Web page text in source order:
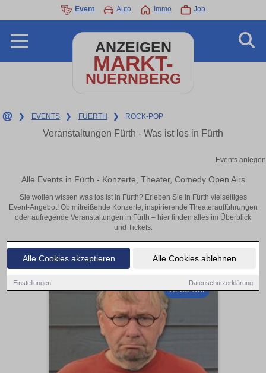
Alle Cookies akzeptieren Alle Cookies ablehnen
Einstellungen Datenschutzerklärung
Event Auto Immo Job
ANZEIGEN
MARKT-
NUERNBERG
❯ EVENTS ❯ FUERTH ❯ ROCK-POP
Veranstaltungen Fürth - Was ist los in Fürth
Events anlegen
Alle Events in Fürth - Konzerte, Theater, Comedy Open Airs
Sie wollen wissen was los ist in Fürth? Erleben Sie in Fürth vielseitiges
Event-Angebot! Ob mitreißende Konzerte, inspirierende Theateraufführungen
oder aufregende Veranstaltungen in Fürth – hier finden alles im Überblick
und Tickets.
19:30 Uhr